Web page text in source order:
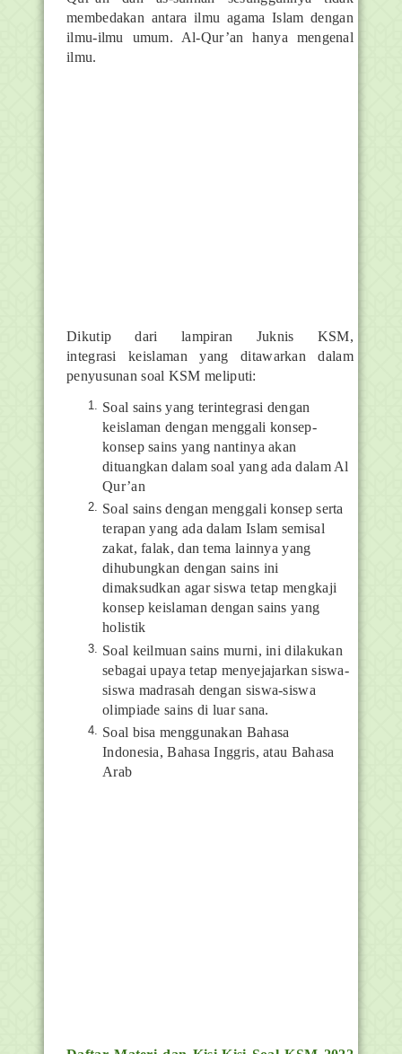
membedakan antara ilmu agama Islam dengan
ilmu-ilmu umum. Al-Qur’an hanya mengenal
ilmu.
Dikutip dari lampiran Juknis KSM,
integrasi keislaman yang ditawarkan dalam
penyusunan soal KSM meliputi:
Soal sains yang terintegrasi dengan
keislaman dengan menggali konsep-
konsep sains yang nantinya akan
dituangkan dalam soal yang ada dalam Al
Qur’an
Soal sains dengan menggali konsep serta
terapan yang ada dalam Islam semisal
zakat, falak, dan tema lainnya yang
dihubungkan dengan sains ini
dimaksudkan agar siswa tetap mengkaji
konsep keislaman dengan sains yang
holistik
Soal keilmuan sains murni, ini dilakukan
sebagai upaya tetap menyejajarkan siswa-
siswa madrasah dengan siswa-siswa
olimpiade sains di luar sana.
Soal bisa menggunakan Bahasa
Indonesia, Bahasa Inggris, atau Bahasa
Arab